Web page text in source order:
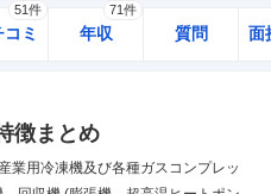
ミ
51件
年収
71件
質問 面
徴まとめ
業用冷凍機及び各種ガスコンプレッ